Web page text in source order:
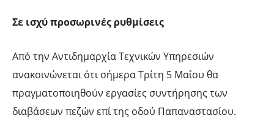
Σε ισχύ προσωρινές ρυθμίσεις
Από την Αντιδημαρχία Τεχνικών Υπηρεσιών
ανακοινώνεται ότι σήμερα Τρίτη 5 Μαΐου θα
πραγματοποιηθούν εργασίες συντήρησης των
διαβάσεων πεζών επί της οδού Παπαναστασίου.